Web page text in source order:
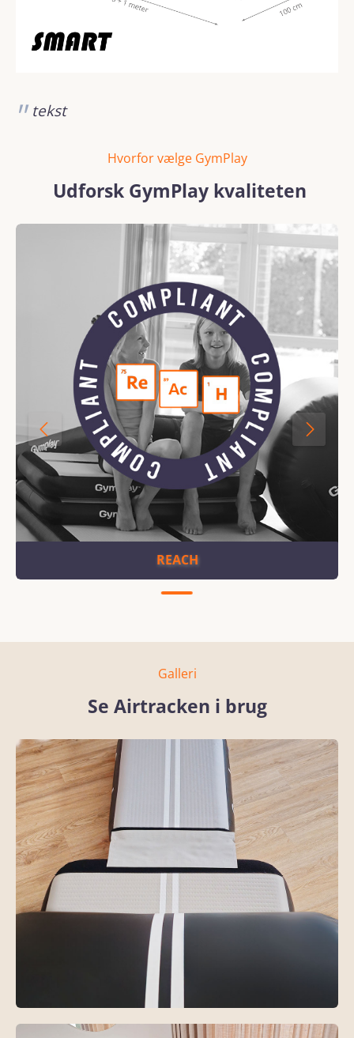
tekst
Hvorfor vælge GymPlay
Udforsk GymPlay kvaliteten
Spring over billedgalleri
REACH
REACH
Galleri
Se Airtracken i brug